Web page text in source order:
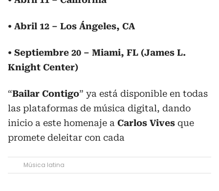
• Abril 12 – Los Ángeles, CA
• Septiembre 20 – Miami, FL (James L.
Knight Center)
“Bailar Contigo” ya está disponible en todas
las plataformas de música digital, dando
inicio a este homenaje a Carlos Vives que
promete deleitar con cada
Música latina